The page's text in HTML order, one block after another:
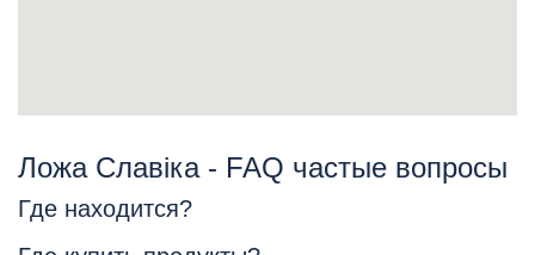
Ложа Славіка - FAQ частые вопросы
Где находится?